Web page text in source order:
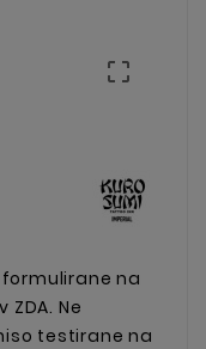

na
ZDA. Ne
testirane na